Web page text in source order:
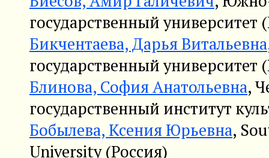
государственный университет
Бикчентаева, Дарья Витальевна
государственный университет
Блинова, София Анатольевна,
государственный институт
Бобылева, Ксения Юрьевна,
University (Россия)